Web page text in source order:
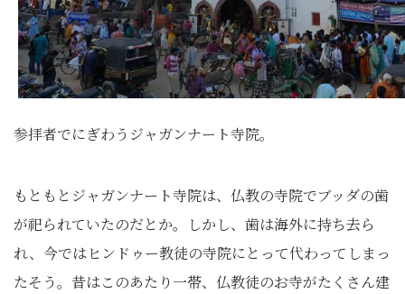
参拝者でにぎわうジャガンナート寺院。
もともとジャガンナート寺院は、仏教の寺院でブッダの歯
が祀られていたのだとか。しかし、歯は海外に持ち去ら
れ、今ではヒンドゥー教徒の寺院にとって代わってしまっ
たそう。昔はこのあたり一帯、仏教徒のお寺がたくさん建